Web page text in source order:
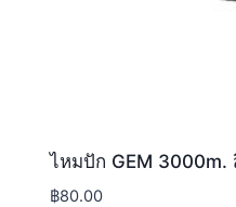
ไหมปัก GEM 3000m.
฿80.00